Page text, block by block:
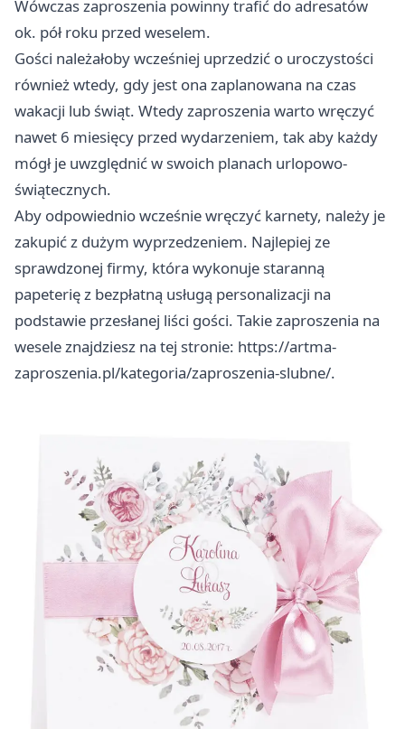
Wówczas zaproszenia powinny trafić do adresatów
ok. pół roku przed weselem.
Gości należałoby wcześniej uprzedzić o uroczystości
również wtedy, gdy jest ona zaplanowana na czas
wakacji lub świąt. Wtedy zaproszenia warto wręczyć
nawet 6 miesięcy przed wydarzeniem, tak aby każdy
mógł je uwzględnić w swoich planach urlopowo-
świątecznych.
Aby odpowiednio wcześnie wręczyć karnety, należy je
zakupić z dużym wyprzedzeniem. Najlepiej ze
sprawdzonej firmy, która wykonuje staranną
papeterię z bezpłatną usługą personalizacji na
podstawie przesłanej liści gości. Takie zaproszenia na
wesele znajdziesz na tej stronie: https://artma-
zaproszenia.pl/kategoria/zaproszenia-slubne/.